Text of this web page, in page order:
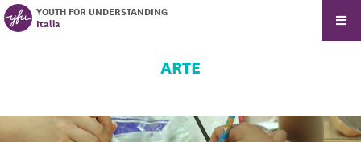
YOUTH FOR UNDERSTANDING
Italia
ARTE